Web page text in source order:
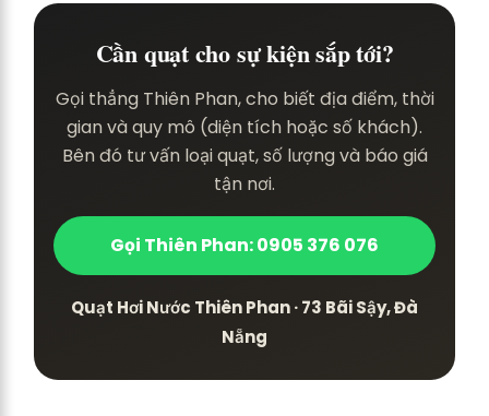
Cần quạt cho sự kiện sắp tới?
Gọi thẳng Thiên Phan, cho biết địa điểm, thời
gian và quy mô (diện tích hoặc số khách).
Bên đó tư vấn loại quạt, số lượng và báo giá
tận nơi.
Gọi Thiên Phan: 0905 376 076
Quạt Hơi Nước Thiên Phan · 73 Bãi Sậy, Đà
Nẵng